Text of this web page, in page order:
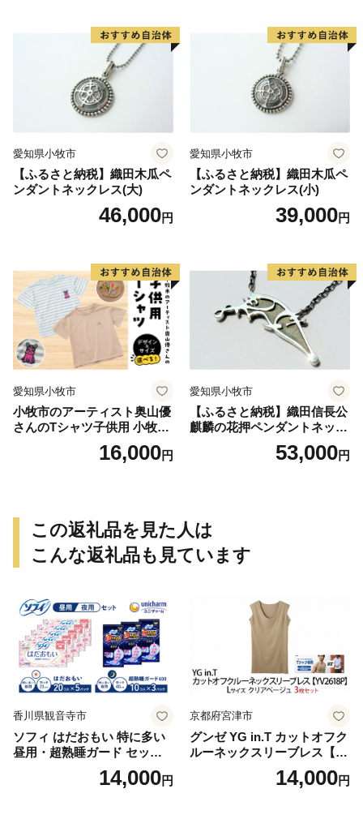
愛知県小牧市
【ふるさと納税】織田木瓜ペ
ンダントネックレス(大)
46,000円
愛知県小牧市
【ふるさと納税】織田木瓜ペ
ンダントネックレス(小)
39,000円
愛知県小牧市
小牧市のアーティスト奥山優
さんのTシャツ子供用 小牧市
16,000円
愛知県小牧市
【ふるさと納税】織田信長公
麒麟の花押ペンダントネック
53,000円
この返礼品を見た人は
こんな返礼品も見ています
香川県観音寺市
ソフィ はだおもい 特に多い
昼用・超熟睡ガード セット
羽付き ナプキン 生理用品 サ
ニタリー ユニ・チャーム
14,000円
京都府宮津市
グンゼ YG in.T カットオフク
ルーネックスリーブレス【Y
V2618P】Lサイズ クリアベ
ージュ3枚セット [№5716-04
14,000円